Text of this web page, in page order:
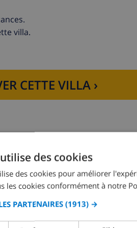
four à micro-ondes, lave-
villa.
CETTE VILLA ›
Chambre à coucher 2:
des cookies
des cookies pour améliorer
les cookies conformément à notre
PARTENAIRES(1913) →